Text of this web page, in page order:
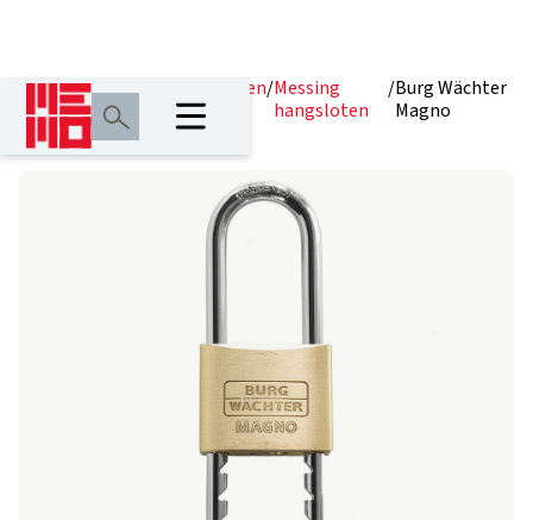
Home/Producten Hangsloten/Messing
hangsloten
/Burg Wächter
Magno